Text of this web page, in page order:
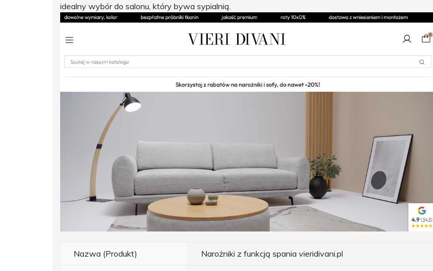
idealny wybór do salonu, który bywa sypialnią.
Nazwa (Produkt) Narożniki z funkcją spania vieridivani.pl